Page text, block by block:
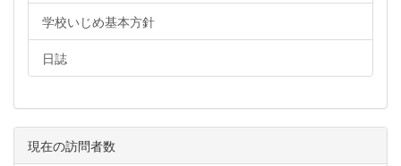
学校いじめ基本方針
日誌
現在の訪問者数